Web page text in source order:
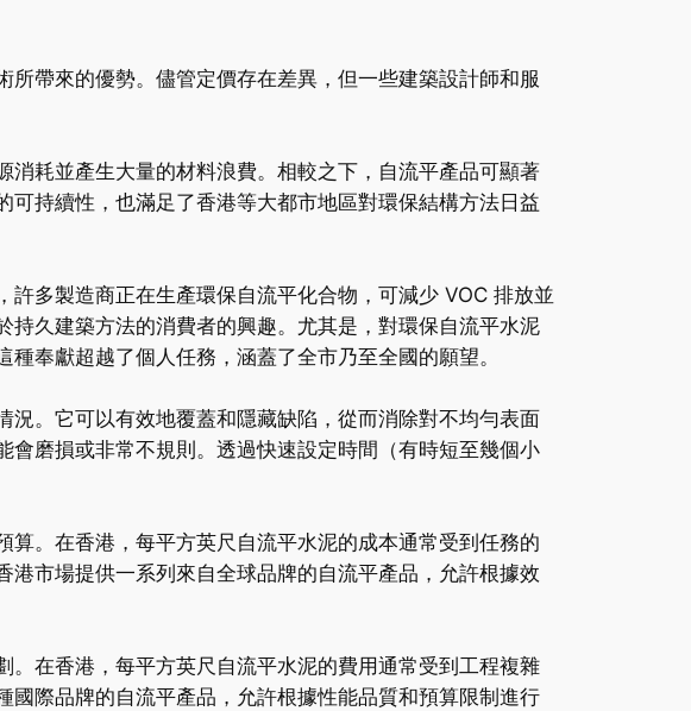
帶來的優勢。儘管定價存在差異，但一些建築設計師和服
耗並產生大量的材料浪費。相較之下，自流平產品可顯著
持續性，也滿足了香港等大都市地區對環保結構方法日益
多製造商正在生產環保自流平化合物，可減少 VOC 排放並
久建築方法的消費者的興趣。尤其是，對環保自流平水泥
奉獻超越了個人任務，涵蓋了全市乃至全國的願望。
。它可以有效地覆蓋和隱藏缺陷，從而消除對不均勻表面
磨損或非常不規則。透過快速設定時間（有時短至幾個小
。在香港，每平方英尺自流平水泥的成本通常受到任務的
市場提供一系列來自全球品牌的自流平產品，允許根據效
在香港，每平方英尺自流平水泥的費用通常受到工程複雜
際品牌的自流平產品，允許根據性能品質和預算限制進行